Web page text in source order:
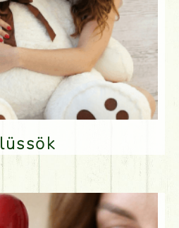
Plüssök